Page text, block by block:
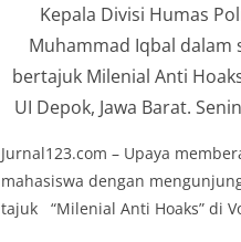
Kepala Divisi Humas
Muhammad Iqbal dalam
bertajuk Milenial Anti
UI Depok, Jawa Barat.
Jurnal123.com – Upaya
mahasiswa dengan
tajuk “Milenial Anti Hoaks” di